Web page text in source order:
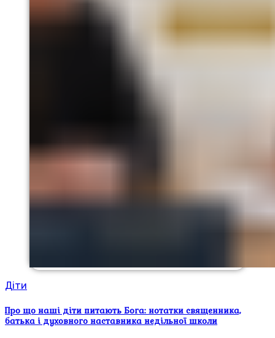
Діти
Про що наші діти питають Бога: нотатки священника,
батька і духовного наставника недільної школи